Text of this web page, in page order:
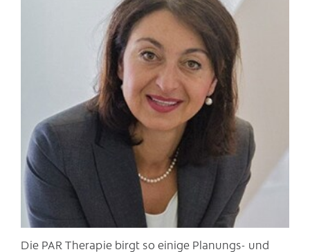
C
Die PAR Therapie birgt so einige Planungs- und